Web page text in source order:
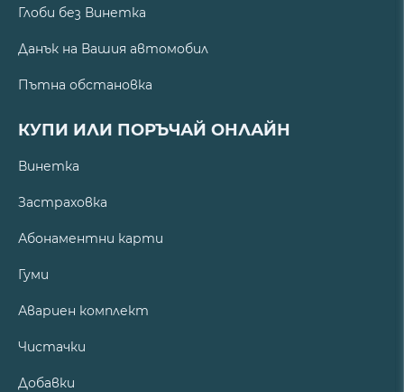
Глоби без Винетка
Данък на Вашия автомобил
Пътна обстановка
КУПИ ИЛИ ПОРЪЧАЙ ОНЛАЙН
Винетка
Застраховка
Абонаментни карти
Гуми
Авариен комплект
Чистачки
Добавки